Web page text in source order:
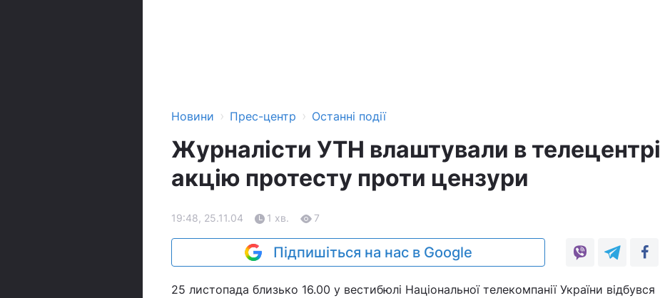
Новини › Прес-центр › Останні події
Журналісти УТН влаштували в телецентрі
акцію протесту проти цензури
19:48, 25.11.04 1 хв. 7
Підпишіться на нас в Google
25 листопада близько 16.00 у вестибюлі Національної телекомпанії України відбувся